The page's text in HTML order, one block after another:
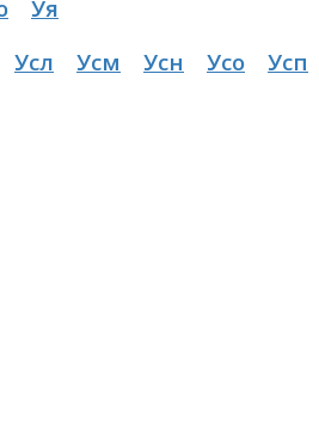
Уя
Усл Усм Усн Усо Усп